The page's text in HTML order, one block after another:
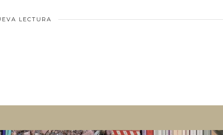
LECTURA